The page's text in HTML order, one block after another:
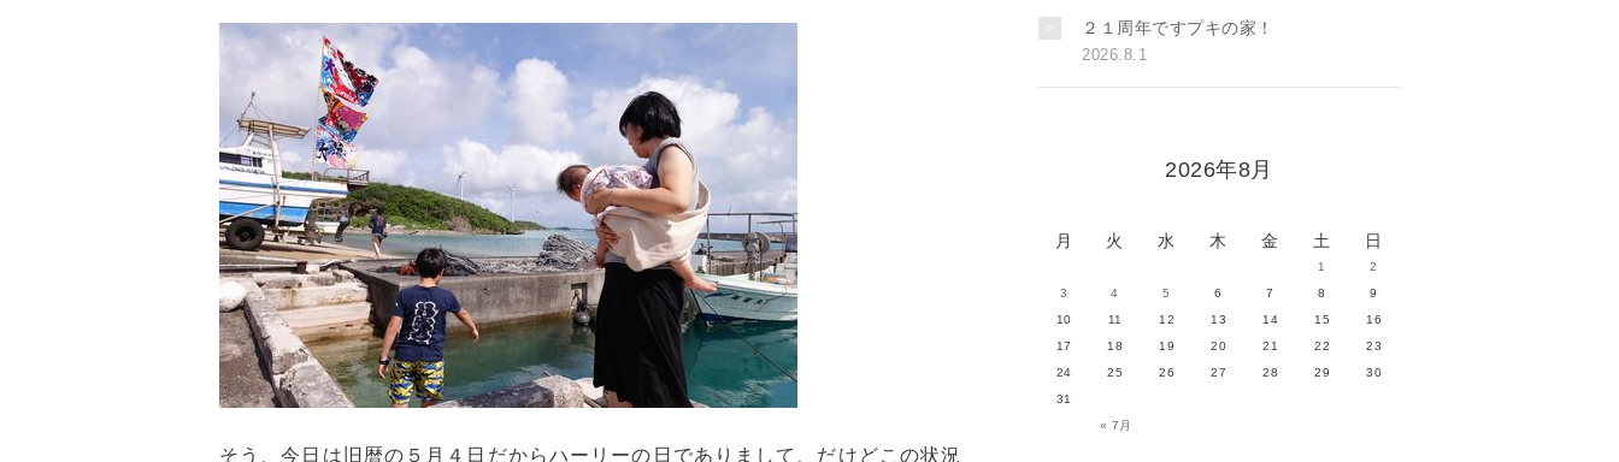
そう、今日は旧暦の５月４日だからハーリーの日でありまして、だけどこの状況
２１周年ですプキの家！
2026.8.1
2026年8月
月 火 水 木 金 土 日
« 7月
1
2
3
4 5 6 7 8
9
10
11 12 13 14 15
16
17
18 19 20 21 22
23
24
25 26 27 28 29
30
31